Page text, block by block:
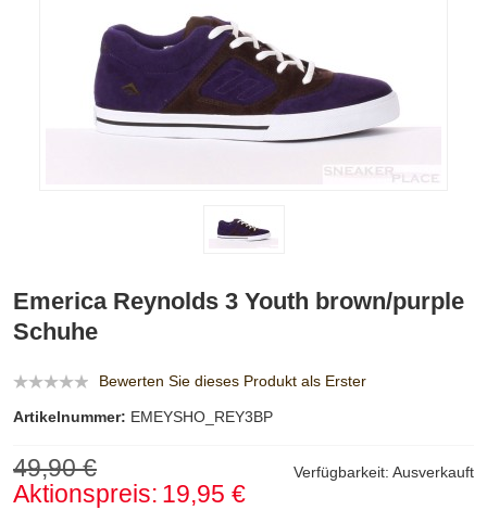
Emerica Reynolds 3 Youth brown/purple
Schuhe
Bewerten Sie dieses Produkt als Erster
Artikelnummer: EMEYSHO_REY3BP
Verfügbarkeit: Ausverkauft
49,90 €
Aktionspreis: 19,95 €